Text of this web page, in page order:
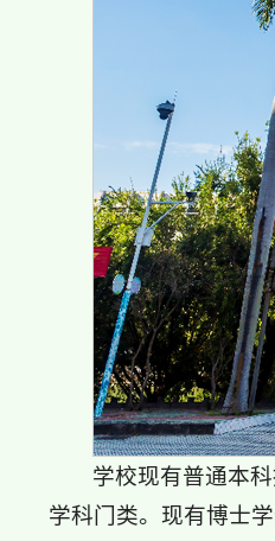
学校现有普通本
学科门类。现有博士